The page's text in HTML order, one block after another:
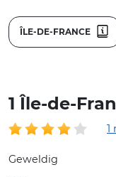
ÎLE-DE-FRANCE
1 Île-de-
1
Geweldig